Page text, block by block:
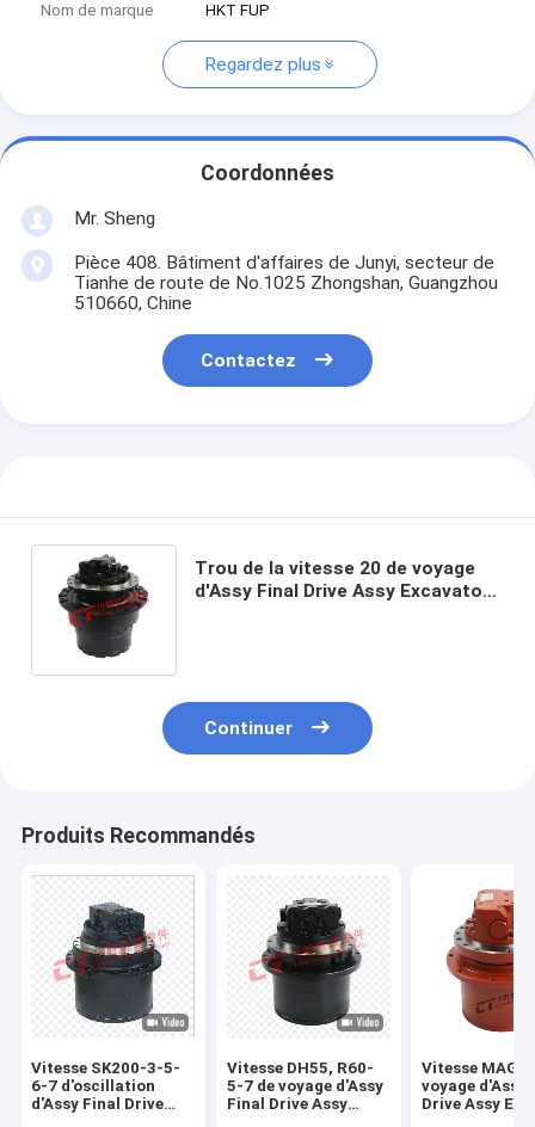
Nom de marque
HKT FUP
Regardez plus
Coordonnées
Mr. Sheng
Pièce 408. Bâtiment d'affaires de Junyi, secteur de
Tianhe de route de No.1025 Zhongshan, Guangzhou
510660, Chine
Contactez
Trou de la vitesse 20 de voyage
d'Assy Final Drive Assy Excavator
Continuer
Produits Recommandés
Vitesse SK200-3-5-
6-7 d'oscillation
d'Assy Final Drive
Vitesse DH55, R60-
5-7 de voyage d'Assy
Final Drive Assy
Vitesse
voyage d'Assy
Drive Assy